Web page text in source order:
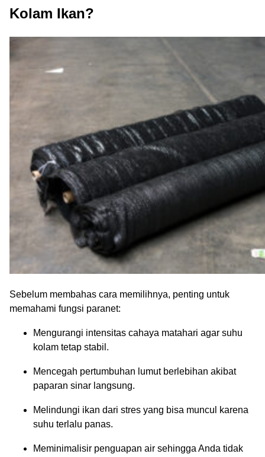
Kolam Ikan?
Sebelum membahas cara memilihnya, penting untuk
memahami fungsi paranet:
Mengurangi intensitas cahaya matahari agar suhu
kolam tetap stabil.
Mencegah pertumbuhan lumut berlebihan akibat
paparan sinar langsung.
Melindungi ikan dari stres yang bisa muncul karena
suhu terlalu panas.
Meminimalisir penguapan air sehingga Anda tidak